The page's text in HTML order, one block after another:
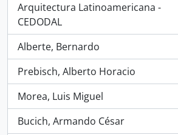
Arquitectura Latinoamericana -
CEDODAL
, 7 results
Alberte, Bernardo
, 2 results
Prebisch, Alberto Horacio
, 2 results
Morea, Luis Miguel
, 2 results
Bucich, Armando César
, 1 results